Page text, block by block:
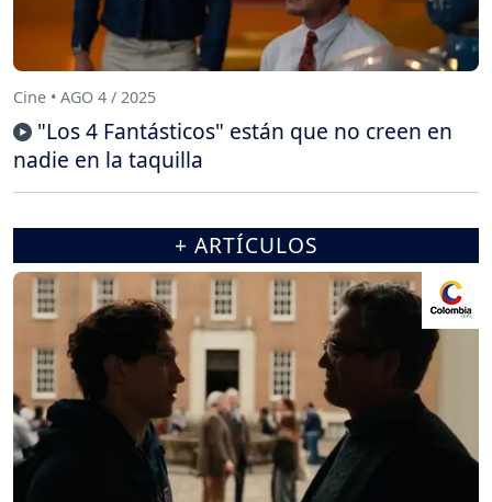
Cine • AGO 4 / 2025
"Los 4 Fantásticos" están que no creen en
nadie en la taquilla
+ ARTÍCULOS